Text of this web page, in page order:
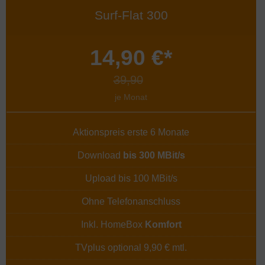
Surf-Flat 300
14,90 €*
39,90
je Monat
Aktionspreis erste 6 Monate
Download bis 300 MBit/s
Upload bis 100 MBit/s
Ohne Telefonanschluss
Inkl. HomeBox Komfort
TVplus optional 9,90 € mtl.